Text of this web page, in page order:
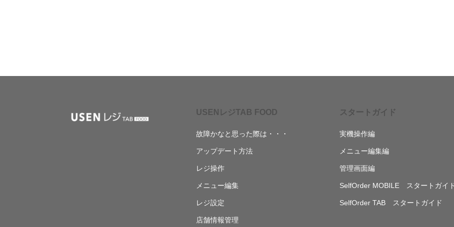
USENレジTAB FOOD
故障かなと思った際は・・・
アップデート方法
レジ操作
メニュー編集
レジ設定
店舗情報管理
スタートガイド
実機操作編
メニュー編集編
管理画面編
SelfOrder MOBILE スタートガイ
SelfOrder TAB スタートガイド